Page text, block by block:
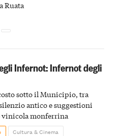
Ruata
Infernot: Infernot degli
sotto il Municipio, tra
antico e suggestioni
monferrina
Cultura & Cinema